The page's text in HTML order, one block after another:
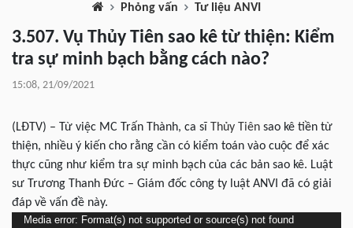
Phỏng vấn Tư liệu ANVI
3.507. Vụ Thủy Tiên sao kê từ thiện: Kiểm
tra sự minh bạch bằng cách nào?
15:08, 21/09/2021
(LĐTV) – Từ việc MC Trấn Thành, ca sĩ Thủy Tiên sao kê tiền từ
thiện, nhiều ý kiến cho rằng cần có kiểm toán vào cuộc để xác
thực cũng như kiểm tra sự minh bạch của các bản sao kê. Luật
sư Trương Thanh Đức – Giám đốc công ty luật ANVI đã có giải
đáp về vấn đề này.
Trình
Media error: Format(s) not supported or source(s) not found